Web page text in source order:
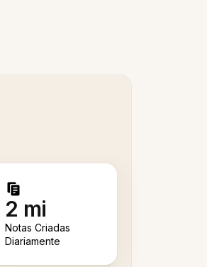
2 mi
Notas Criadas
Diariamente